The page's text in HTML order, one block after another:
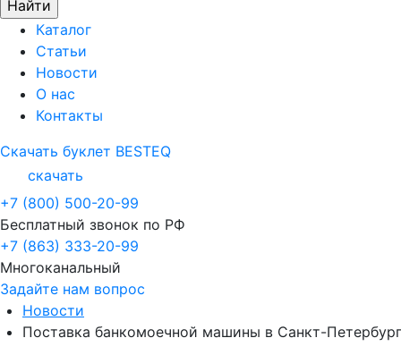
Каталог
Статьи
Новости
О нас
Контакты
Скачать буклет BESTEQ
скачать
+7 (800) 500-20-99
Бесплатный звонок по РФ
+7 (863) 333-20-99
Многоканальный
Задайте нам вопрос
Новости
Поставка банкомоечной машины в Санкт-Петербург